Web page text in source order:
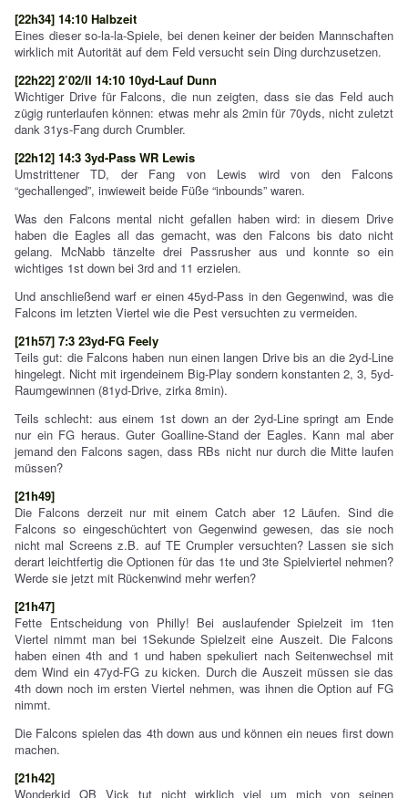
[22h34] 14:10 Halbzeit
Eines dieser so-la-la-Spiele, bei denen keiner der beiden Mannschaften
wirklich mit Autorität auf dem Feld versucht sein Ding durchzusetzen.
[22h22] 2’02/II 14:10 10yd-Lauf Dunn
Wichtiger Drive für Falcons, die nun zeigten, dass sie das Feld auch
zügig runterlaufen können: etwas mehr als 2min für 70yds, nicht zuletzt
dank 31ys-Fang durch Crumbler.
[22h12] 14:3 3yd-Pass WR Lewis
Umstrittener TD, der Fang von Lewis wird von den Falcons
“gechallenged”, inwieweit beide Füße “inbounds” waren.
Was den Falcons mental nicht gefallen haben wird: in diesem Drive
haben die Eagles all das gemacht, was den Falcons bis dato nicht
gelang. McNabb tänzelte drei Passrusher aus und konnte so ein
wichtiges 1st down bei 3rd and 11 erzielen.
Und anschließend warf er einen 45yd-Pass in den Gegenwind, was die
Falcons im letzten Viertel wie die Pest versuchten zu vermeiden.
[21h57] 7:3 23yd-FG Feely
Teils gut: die Falcons haben nun einen langen Drive bis an die 2yd-Line
hingelegt. Nicht mit irgendeinem Big-Play sondern konstanten 2, 3, 5yd-
Raumgewinnen (81yd-Drive, zirka 8min).
Teils schlecht: aus einem 1st down an der 2yd-Line springt am Ende
nur ein FG heraus. Guter Goalline-Stand der Eagles. Kann mal aber
jemand den Falcons sagen, dass RBs nicht nur durch die Mitte laufen
müssen?
[21h49]
Die Falcons derzeit nur mit einem Catch aber 12 Läufen. Sind die
Falcons so eingeschüchtert von Gegenwind gewesen, das sie noch
nicht mal Screens z.B. auf TE Crumpler versuchten? Lassen sie sich
derart leichtfertig die Optionen für das 1te und 3te Spielviertel nehmen?
Werde sie jetzt mit Rückenwind mehr werfen?
[21h47]
Fette Entscheidung von Philly! Bei auslaufender Spielzeit im 1ten
Viertel nimmt man bei 1Sekunde Spielzeit eine Auszeit. Die Falcons
haben einen 4th and 1 und haben spekuliert nach Seitenwechsel mit
dem Wind ein 47yd-FG zu kicken. Durch die Auszeit müssen sie das
4th down noch im ersten Viertel nehmen, was ihnen die Option auf FG
nimmt.
Die Falcons spielen das 4th down aus und können ein neues first down
machen.
[21h42]
Wonderkid QB Vick tut nicht wirklich viel um mich von seinen